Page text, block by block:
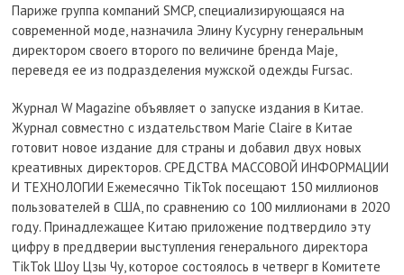
Париже группа компаний SMCP, специализирующаяся на
современной моде, назначила Элину Кусурну генеральным
директором своего второго по величине бренда Maje,
переведя ее из подразделения мужской одежды Fursac.
Журнал W Magazine объявляет о запуске издания в Китае.
Журнал совместно с издательством Marie Claire в Китае
готовит новое издание для страны и добавил двух новых
креативных директоров. СРЕДСТВА МАССОВОЙ ИНФОРМАЦИИ
И ТЕХНОЛОГИИ Ежемесячно TikTok посещают 150 миллионов
пользователей в США, по сравнению со 100 миллионами в 2020
году. Принадлежащее Китаю приложение подтвердило эту
цифру в преддверии выступления генерального директора
TikTok Шоу Цзы Чу, которое состоялось в четверг в Комитете